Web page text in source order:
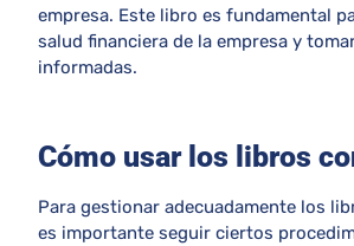
empresa. Este libro es fundamental
salud financiera de la empresa y
informadas.
Cómo usar los libros
Para gestionar adecuadamente los
es importante seguir ciertos